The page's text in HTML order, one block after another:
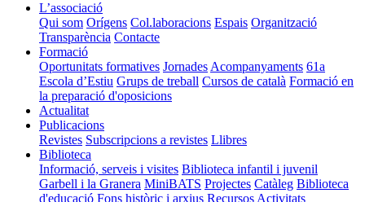
L’associació
Qui som Orígens Col.laboracions Espais Organització
Transparència Contacte
Formació
Oportunitats formatives Jornades Acompanyaments 61a
Escola d’Estiu Grups de treball Cursos de català Formació en
la preparació d'oposicions
Actualitat
Publicacions
Revistes Subscripcions a revistes Llibres
Biblioteca
Informació, serveis i visites Biblioteca infantil i juvenil
Garbell i la Granera MiniBATS Projectes Catàleg Biblioteca
d'educació Fons històric i arxius Recursos Activitats